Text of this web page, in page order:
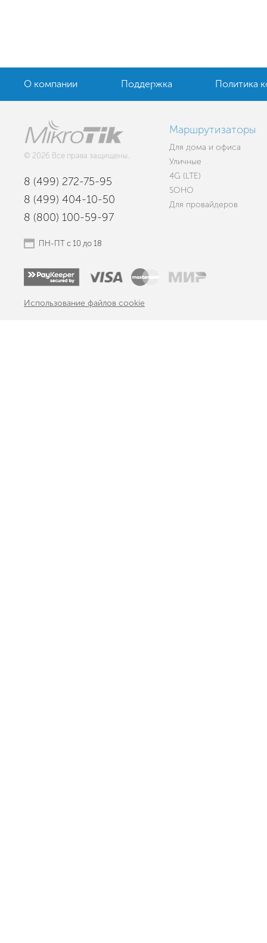
О компании Поддержка Политика
© 2026 Все права защищены.
8 (499) 272-75-95
8 (499) 404-10-50
8 (800) 100-59-97
ПН-ПТ с 10 до 18
Маршрутизаторы
Для дома и офиса
Уличные
4G (LTE)
SOHO
Для провайдеров
Использование файлов cookie